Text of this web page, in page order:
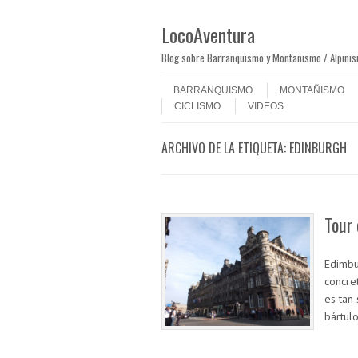
LocoAventura
Blog sobre Barranquismo y Montañismo /
Menú
BARRANQUISMO
MONTAÑISMO
CICLISMO
VIDEOS
ARCHIVO DE LA ETIQUETA: EDINBURGH
es tan